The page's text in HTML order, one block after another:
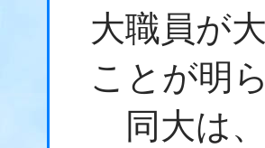
大職員が
ことが明
同大は